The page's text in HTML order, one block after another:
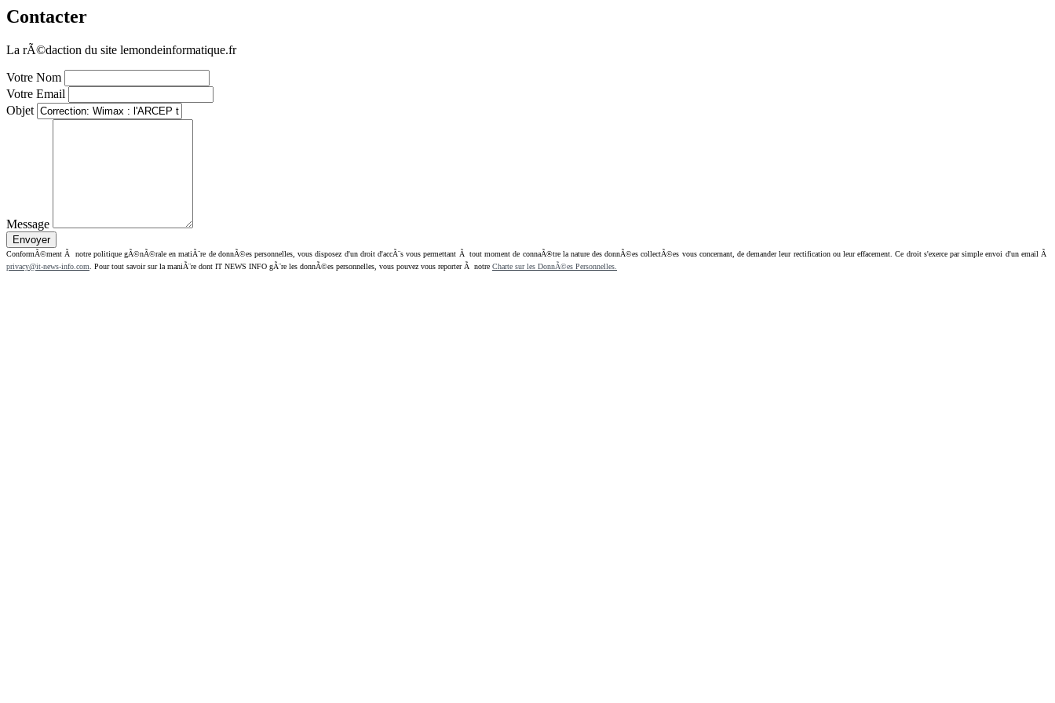
Contacter
La rÃ©daction du site lemondeinformatique.fr
Votre Nom
Votre Email
Objet
Message
ConformÃ©ment Ã notre politique gÃ©nÃ©rale en matiÃ¨re de donnÃ©es personnelles, vous disposez d'un droit d'accÃ¨s vous permettant Ã tout moment de connaÃ®tre la nature des donnÃ©es collectÃ©es vous concernant, de demander leur rectification ou leur effacement. Ce droit s'exerce par simple envoi d'un email Ã
privacy@it-news-info.com . Pour tout savoir sur la maniÃ¨re dont IT NEWS INFO gÃ¨re les donnÃ©es personnelles, vous pouvez vous reporter Ã notre Charte sur les DonnÃ©es Personnelles.